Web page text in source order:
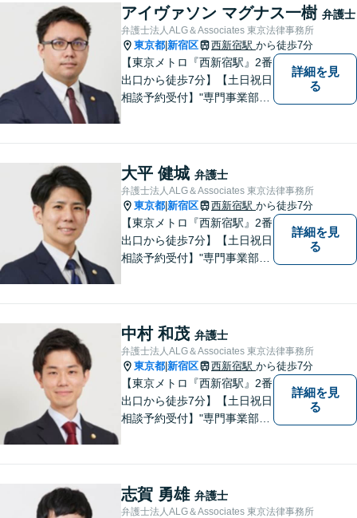
相談を多く受けております。
皆様が明るい未来を進めるよ
うに、法律の面から力になり
ます。
アイヴァソン マグナス一樹 弁護士
弁護士法人ALG＆Associates 東京法律事務所
東京都 新宿区 西新宿駅 から徒歩7分
【東京メトロ『西新宿駅』2番
出口から徒歩7分】【土日祝日
相談予約受付】"専門事業部
い。
詳細を見
る
大平 健城 弁護士
弁護士法人ALG＆Associates 東京法律事務所
東京都 新宿区 西新宿駅 から徒歩7分
【東京メトロ『西新宿駅』2番
出口から徒歩7分】【土日祝日
相談予約受付】"専門事業部
い。
詳細を見
る
中村 和茂 弁護士
弁護士法人ALG＆Associates 東京法律事務所
東京都 新宿区 西新宿駅 から徒歩7分
【東京メトロ『西新宿駅』2番
出口から徒歩7分】【土日祝日
相談予約受付】"専門事業部
い。
詳細を見
る
志賀 勇雄 弁護士
弁護士法人ALG＆Associates 東京法律事務所